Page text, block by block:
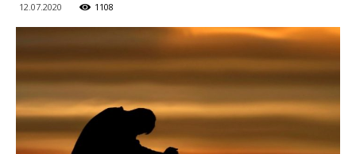
12.07.2020 1108